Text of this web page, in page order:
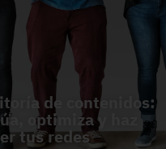
de contenidos:
optimiza y haz
tus redes